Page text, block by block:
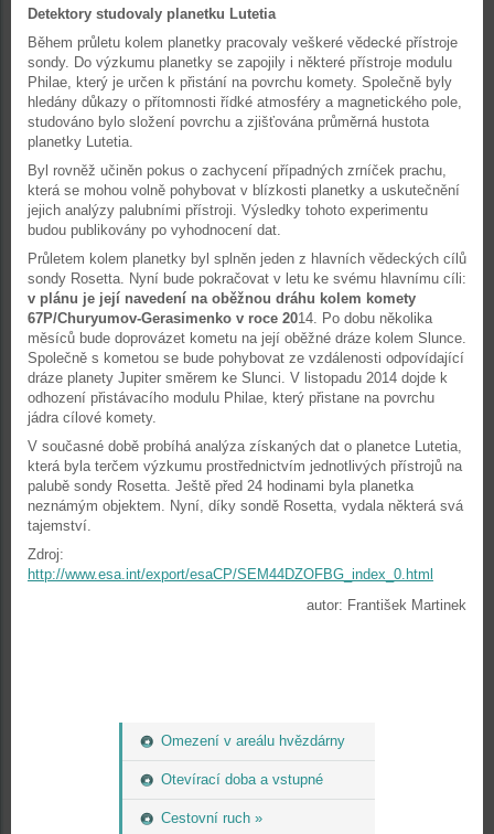
Omezení v areálu hvězdárny
Otevírací doba a vstupné
Cestovní ruch »
Detektory studovaly planetku Lutetia
Během průletu kolem planetky pracovaly veškeré vědecké přístroje
sondy. Do výzkumu planetky se zapojily i některé přístroje modulu
Philae, který je určen k přistání na povrchu komety. Společně byly
hledány důkazy o přítomnosti řídké atmosféry a magnetického pole,
studováno bylo složení povrchu a zjišťována průměrná hustota
planetky Lutetia.
Byl rovněž učiněn pokus o zachycení případných zrníček prachu,
která se mohou volně pohybovat v blízkosti planetky a uskutečnění
jejich analýzy palubními přístroji. Výsledky tohoto experimentu
budou publikovány po vyhodnocení dat.
Průletem kolem planetky byl splněn jeden z hlavních vědeckých cílů
sondy Rosetta. Nyní bude pokračovat v letu ke svému hlavnímu cíli:
v plánu je její navedení na oběžnou dráhu kolem komety
67P/Churyumov-Gerasimenko v roce 2014. Po dobu několika
měsíců bude doprovázet kometu na její oběžné dráze kolem Slunce.
Společně s kometou se bude pohybovat ze vzdálenosti odpovídající
dráze planety Jupiter směrem ke Slunci. V listopadu 2014 dojde k
odhození přistávacího modulu Philae, který přistane na povrchu
jádra cílové komety.
V současné době probíhá analýza získaných dat o planetce Lutetia,
která byla terčem výzkumu prostřednictvím jednotlivých přístrojů na
palubě sondy Rosetta. Ještě před 24 hodinami byla planetka
neznámým objektem. Nyní, díky sondě Rosetta, vydala některá svá
tajemství.
Zdroj:
http://www.esa.int/export/esaCP/SEM44DZOFBG_index_0.html
autor: František Martinek